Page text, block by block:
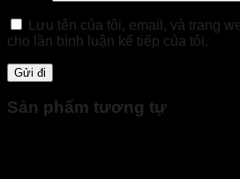
Lưu tên của tôi, email, và trang
cho lần bình luận kế tiếp của tôi.
Sản phẩm tương tự